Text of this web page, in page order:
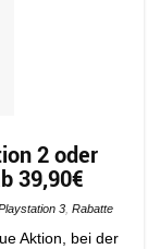
2 oder
39,90€
3 Rabatte
Aktion, bei der